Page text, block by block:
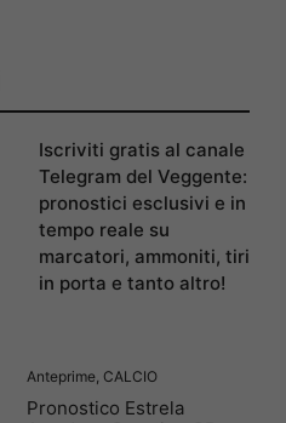
Iscriviti gratis al canale
Telegram del Veggente:
pronostici esclusivi e in
tempo reale su
marcatori, ammoniti, tiri
in porta e tanto altro!
Anteprime, CALCIO
Pronostico Estrela